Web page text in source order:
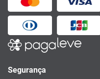
Segurança